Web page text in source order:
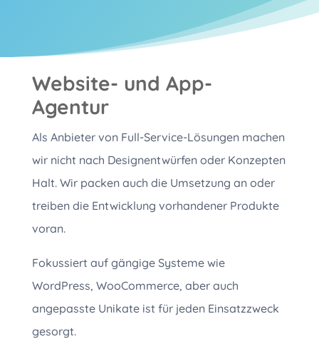
Website- und App-
Agentur
Als Anbieter von Full-Service-Lösungen machen
wir nicht nach Designentwürfen oder Konzepten
Halt. Wir packen auch die Umsetzung an oder
treiben die Entwicklung vorhandener Produkte
voran.
Fokussiert auf gängige Systeme wie
WordPress, WooCommerce, aber auch
angepasste Unikate ist für jeden Einsatzzweck
gesorgt.